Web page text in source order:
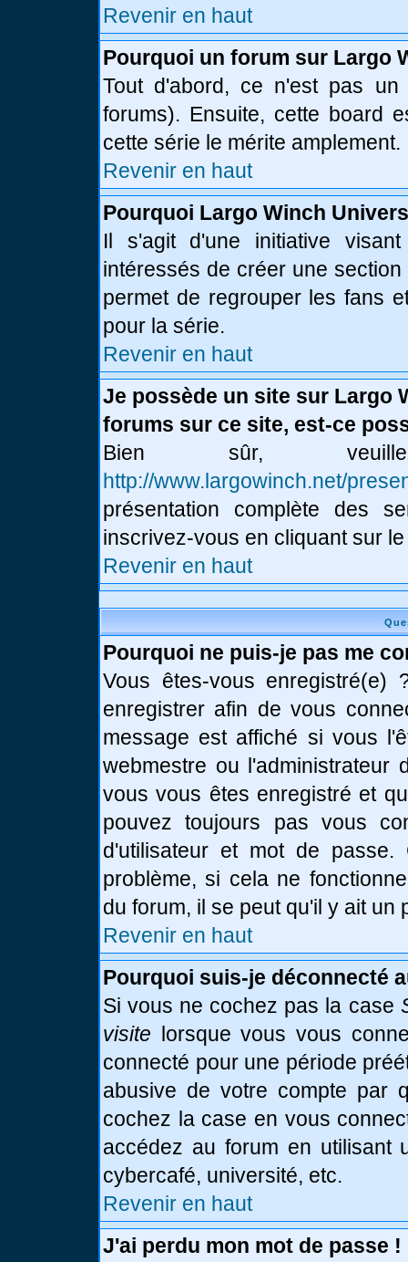
Revenir en haut
Pourquoi un forum sur Largo
Tout d'abord, ce n'est pas un
forums). Ensuite, cette board
cette série le mérite amplement.
Revenir en haut
Pourquoi Largo Winch
Il s'agit d'une initiative
intéressés de créer une
permet de regrouper les fans
pour la série.
Revenir en haut
Je possède un site sur Largo
forums sur ce site, est-ce
Bien sûr,
http://www.largowinch.net/
présentation complète des
inscrivez-vous en cliquant sur
Revenir en haut
Pourquoi ne puis-je pas me
Vous êtes-vous enregistré(e)
enregistrer afin de vous
message est affiché si vous
webmestre ou l'administrateur
vous vous êtes enregistré et
pouvez toujours pas vous
d'utilisateur et mot de
problème, si cela ne
du forum, il se peut qu'il y ait un
Revenir en haut
Pourquoi suis-je déconnecté
Si vous ne cochez pas la case
visite lorsque vous vous
connecté pour une période
abusive de votre compte par
cochez la case en vous
accédez au forum en utilisant
cybercafé, université, etc.
Revenir en haut
J'ai perdu mon mot de passe !